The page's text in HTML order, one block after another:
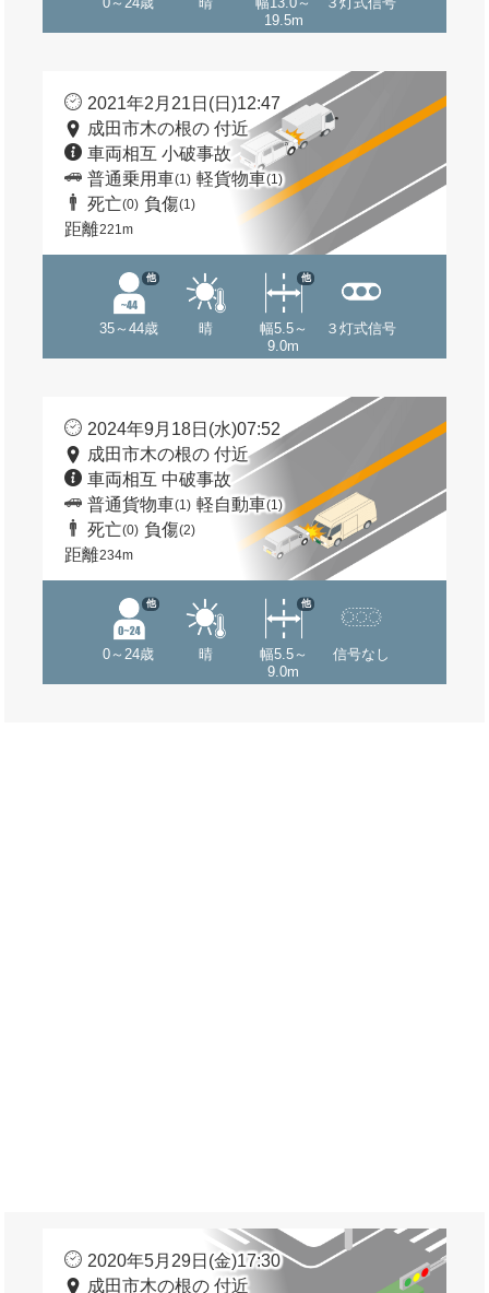
19.5m
2021年2月21日(日)12:47
成田市木の根の 付近
車両相互 小破事故
普通乗用車(1) 軽貨物車(1)
死亡(0) 負傷(1)
距離221m
35～44歳
他
晴
幅5.5～
9.0m
他
３灯式信号
2024年9月18日(水)07:52
成田市木の根の 付近
車両相互 中破事故
普通貨物車(1) 軽自動車(1)
死亡(0) 負傷(2)
距離234m
0～24歳
他
晴
幅5.5～
9.0m
他
信号なし
2020年5月29日(金)17:30
成田市木の根の 付近